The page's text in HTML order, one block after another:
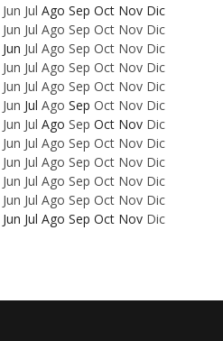
Jun Jul Ago Sep Oct Nov Dic
Jun Jul Ago Sep Oct Nov Dic
Jun Jul Ago Sep Oct Nov Dic
Jun Jul Ago Sep Oct Nov Dic
Jun Jul Ago Sep Oct Nov Dic
Jun Jul Ago Sep Oct Nov Dic
Jun Jul Ago Sep Oct Nov Dic
Jun Jul Ago Sep Oct Nov Dic
Jun Jul Ago Sep Oct Nov Dic
Jun Jul Ago Sep Oct Nov Dic
Jun Jul Ago Sep Oct Nov Dic
Jun Jul Ago Sep Oct Nov Dic